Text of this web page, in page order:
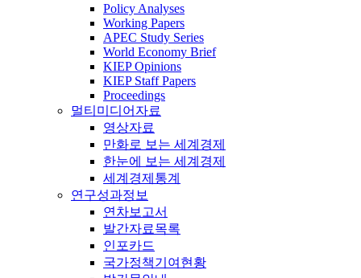
Policy Analyses
Working Papers
APEC Study Series
World Economy Brief
KIEP Opinions
KIEP Staff Papers
Proceedings
멀티미디어자료
영상자료
만화로 보는 세계경제
한눈에 보는 세계경제
세계경제통계
연구성과정보
연차보고서
발간자료목록
인포카드
국가정책기여현황